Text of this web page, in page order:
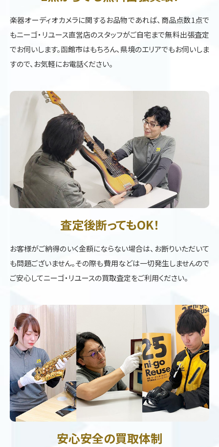
楽器オーディオカメラに関するお品物であれば、商品点数1点で
もニーゴ・リユース直営店のスタッフがご自宅まで無料出張査定
でお伺いします。函館市はもちろん、県境のエリアでもお伺いしま
すので、お気軽にお電話ください。
査定後断ってもOK！
お客様がご納得のいく金額にならない場合は、お断りいただいて
も問題ございません。その際も費用などは一切発生しませんので
ご安心してニーゴ・リユースの買取査定をご利用ください。
安心安全の買取体制